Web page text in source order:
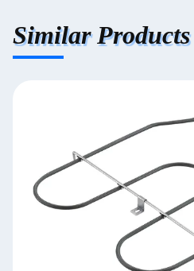
Similar Products